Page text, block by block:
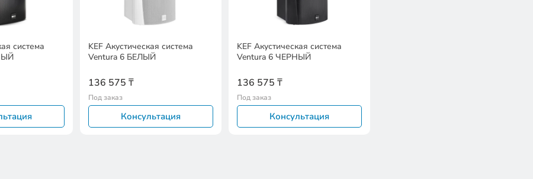
система
KEF Акустическая система
Ventura 6 БЕЛЫЙ
136 575 ₸
Под заказ
Консультация
KEF Акустическая система
Ventura 6 ЧЕРНЫЙ
136 575 ₸
Под заказ
Консультация